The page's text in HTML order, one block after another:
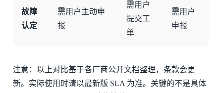
故障
认定
需用户主动申
报
需用户
提交工
单
需用户
申报
注意：以上对比基于各厂商公开文档整理，条款会更
新。实际使用时请以最新版 SLA 为准。关键的不是具体